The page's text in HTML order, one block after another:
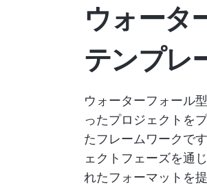
ウォータ
テンプレ
ウォーターフォール
ったプロジェクトを
たフレームワークで
ェクトフェーズを通
れたフォーマットを提